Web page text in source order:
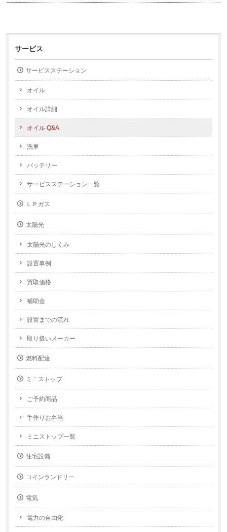
サービス
サービスステーション
オイル
オイル詳細
オイル Q&A
洗車
バッテリー
サービスステーション一覧
ＬＰガス
太陽光
太陽光のしくみ
設置事例
買取価格
補助金
設置までの流れ
取り扱いメーカー
燃料配達
ミニストップ
ご予約商品
手作りお弁当
ミニストップ一覧
住宅設備
コインランドリー
電気
電力の自由化